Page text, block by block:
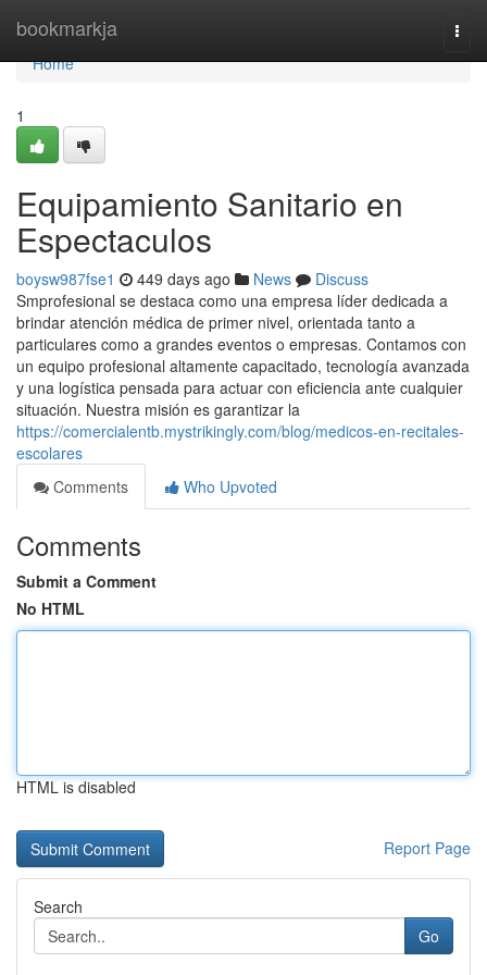
bookmarkja
Home
Home
1
Equipamiento Sanitario en
Espectaculos
boysw987fse1 449 days ago News
Discuss
Smprofesional se destaca como una empresa líder dedicada a
brindar atención médica de primer nivel, orientada tanto a
particulares como a grandes eventos o empresas. Contamos con
un equipo profesional altamente capacitado, tecnología avanzada
y una logística pensada para actuar con eficiencia ante cualquier
situación. Nuestra misión es garantizar la
https://comercialentb.mystrikingly.com/blog/medicos-en-recitales-
escolares
Comments
Who Upvoted
Comments
Submit a Comment
No HTML
HTML is disabled
Report Page
Search
Go